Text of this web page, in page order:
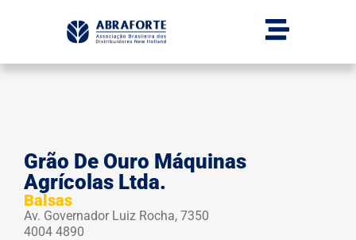
Grão De Ouro Máquinas
Agrícolas Ltda.
Balsas
Av. Governador Luiz Rocha, 7350
4004 4890